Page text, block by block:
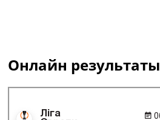
Онлайн результаты